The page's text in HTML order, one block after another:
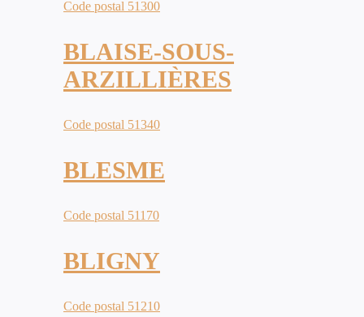
Code postal 51300
BLAISE-SOUS-
ARZILLIÈRES
Code postal 51340
BLESME
Code postal 51170
BLIGNY
Code postal 51210